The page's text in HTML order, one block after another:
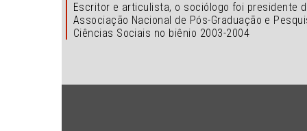
Escritor e articulista, o sociólogo foi presidente
Associação Nacional de Pós-Graduação e
Ciências Sociais no biênio 2003-2004